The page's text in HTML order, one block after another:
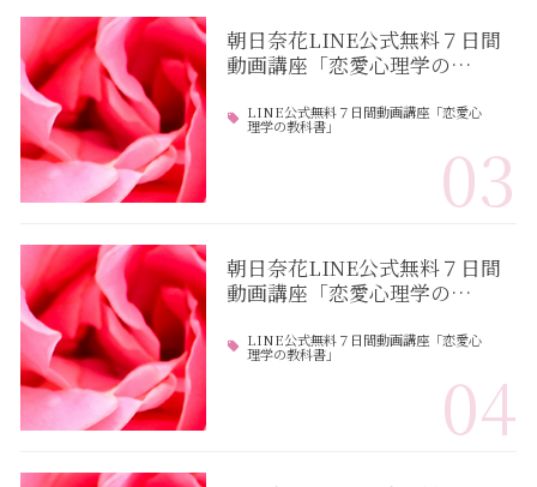
朝日奈花LINE公式無料７日間
動画講座「恋愛心理学の…
LINE公式無料７日間動画講座「恋愛心
理学の教科書」
03
朝日奈花LINE公式無料７日間
動画講座「恋愛心理学の…
LINE公式無料７日間動画講座「恋愛心
理学の教科書」
04